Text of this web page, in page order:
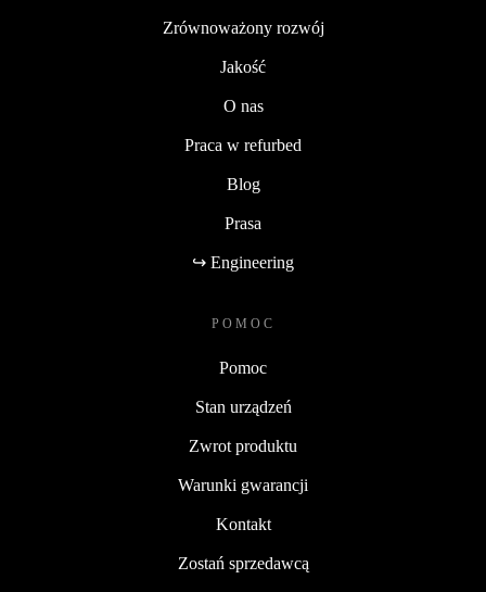
Zrównoważony rozwój
Jakość
O nas
Praca w refurbed
Blog
Prasa
↪ Engineering
POMOC
Pomoc
Stan urządzeń
Zwrot produktu
Warunki gwarancji
Kontakt
Zostań sprzedawcą